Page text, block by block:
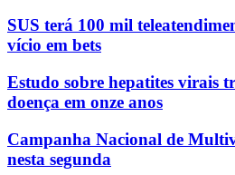
SUS terá 100 mil
vício em bets
Estudo sobre hepatites virais
doença em onze anos
Campanha Nacional de
nesta segunda